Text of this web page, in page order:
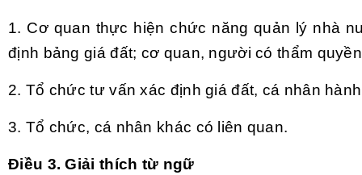
1. Cơ quan thực hiện chức năng quản lý nhà
định bảng giá đất; cơ quan, người có thẩm
2. Tổ chức tư vấn xác định giá đất, cá nhân
3. Tổ chức, cá nhân khác có liên quan.
Điều 3. Giải thích từ ngữ